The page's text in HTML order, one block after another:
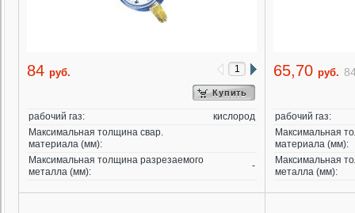
84 руб.
Купить
рабочий газ:
кислород
Максимальная толщина свар.
материала (мм):
Максимальная толщина разрезаемого
металла (мм):
-
65,70 руб.
рабочий газ:
Максимальная
материала (мм):
Максимальная
металла (мм):